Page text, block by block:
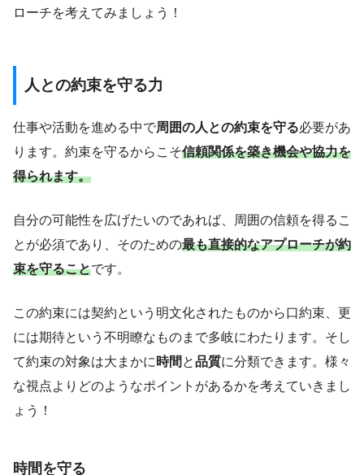
ローチを考えてみましょう！
人との約束を守る力
仕事や活動を進める中で周囲の人との約束を守る必要があ
ります。約束を守るからこそ信頼関係を築き機会や協力を
得られます。
自分の可能性を広げたいのであれば、周囲の信頼を得るこ
とが必須であり、そのための最も直接的なアプローチが約
束を守ることです。
この約束には契約という明文化されたものから口約束、更
には期待という不明瞭なものまで多岐にわたります。そし
て約束の対象は大まかに 時間 と品質に分類できます。様々
な視点よりどのようなポイントがあるかを考えていきまし
ょう！
時間を守る